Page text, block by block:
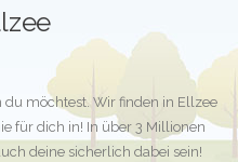
du möchtest. Wir finden in Ellzee
für dich in! In über 3 Millionen
deine sicherlich dabei sein!